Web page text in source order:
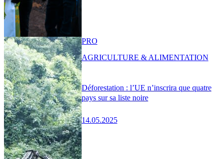
Déforestation : l’UE n’inscrira que quatre
pays sur sa liste noire
14.05.2025
PRO
AGRICULTURE & ALIMENTATION